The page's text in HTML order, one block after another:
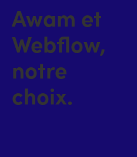
Awam et
Webflow,
notre
choix.